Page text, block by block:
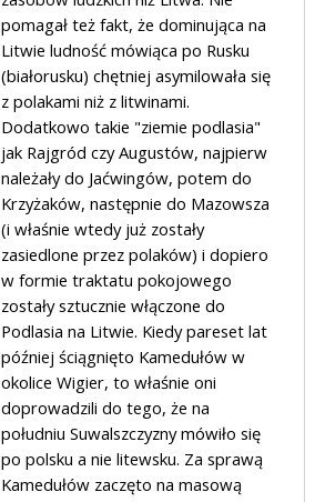
pomagał też fakt, że dominująca na
Litwie ludność mówiąca po Rusku
(białorusku) chętniej asymilowała się
z polakami niż z litwinami.
Dodatkowo takie "ziemie podlasia"
jak Rajgród czy Augustów, najpierw
należały do Jaćwingów, potem do
Krzyżaków, następnie do Mazowsza
(i właśnie wtedy już zostały
zasiedlone przez polaków) i dopiero
w formie traktatu pokojowego
zostały sztucznie włączone do
Podlasia na Litwie. Kiedy pareset lat
później ściągnięto Kamedułów w
okolice Wigier, to właśnie oni
doprowadzili do tego, że na
południu Suwalszczyzny mówiło się
po polsku a nie litewsku. Za sprawą
Kamedułów zaczęto na masową